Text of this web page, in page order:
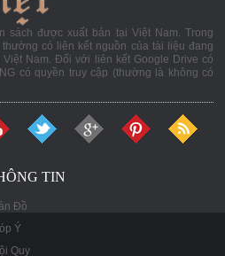
sách được xuất bản tại Việt Nam. Trong
có liên kết nguồn của tài liệu đang
Nam. Đối với liên kết Google Drive có
có quyền truy cập (thường là không có
TIN
Đồ
Ý
Quy